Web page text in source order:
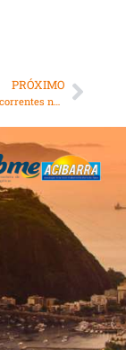
PRÓXIMO
Leão de Nova Iguaçu apresenta equipe 2025 e sambas concorrentes neste sábado, 21